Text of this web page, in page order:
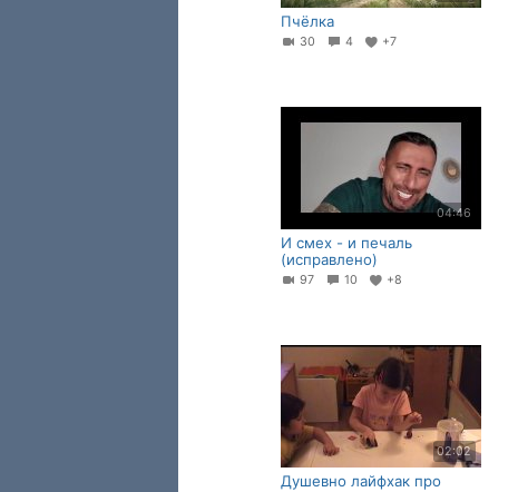
Пчёлка
30 4 +7
04:46
И смех - и печаль
(исправлено)
97 10 +8
02:02
Душевно лайфхак про